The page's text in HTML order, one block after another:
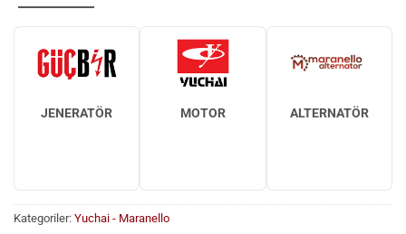
JENERATÖR MOTOR ALTERNATÖR
Kategoriler: Yuchai - Maranello